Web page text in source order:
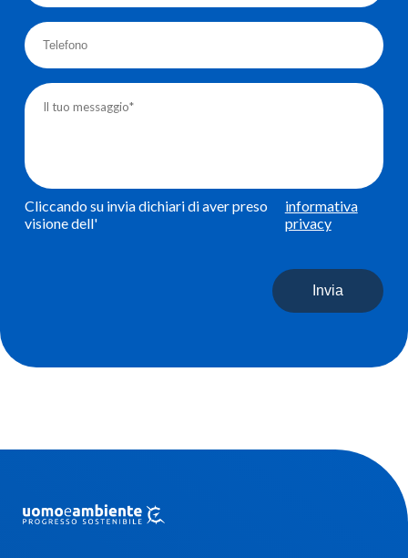
Cliccando su invia dichiari di aver preso
visione dell'
informativa
privacy
Invia